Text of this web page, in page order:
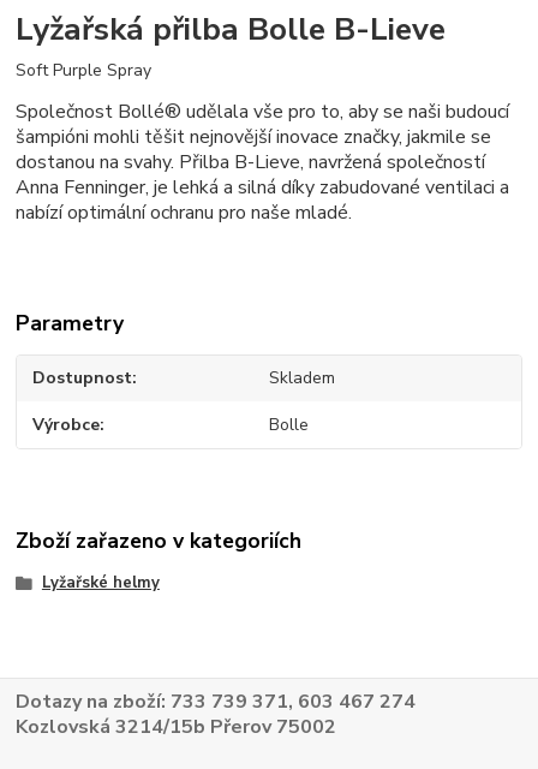
Lyžařská přilba Bolle B-Lieve
Soft Purple Spray
Společnost Bollé® udělala vše pro to, aby se naši budoucí
šampióni mohli těšit nejnovější inovace značky, jakmile se
dostanou na svahy. Přilba B-Lieve, navržená společností
Anna Fenninger, je lehká a silná díky zabudované ventilaci a
nabízí optimální ochranu pro naše mladé.
Parametry
Dostupnost Skladem
Výrobce Bolle
Zboží zařazeno v kategoriích
Lyžařské helmy
Dotazy na zboží: 733 739 371, 603 467 274
Kozlovská 3214/15b Přerov 75002